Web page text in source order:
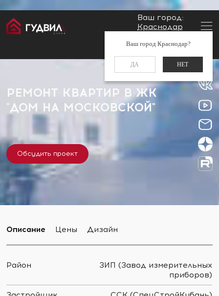
Ваш город:
Краснодар
Ваш город Краснодар?
ДА НЕТ
Заказать звонок
Главная Застройщики
РЕМОНТ КВАРТИР В ЖК
"ДОМ НА МОСКОВСКОЙ"
Обсудить проект
Описание Цены Дизайн
Район
ЗИП (Завод измерительных
приборов)